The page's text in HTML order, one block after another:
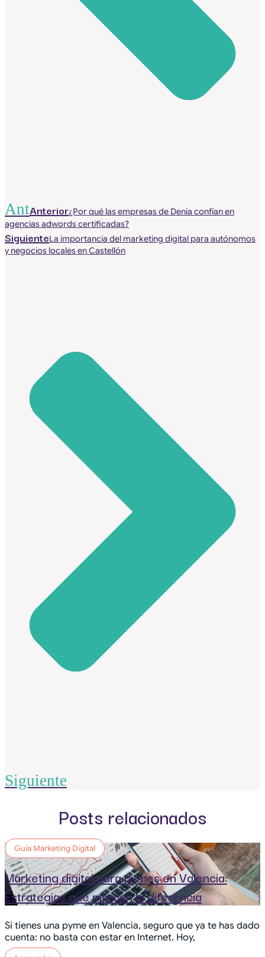
AntAnterior¿Por qué las empresas de Denia confían en
agencias adwords certificadas?
SiguienteLa importancia del marketing digital para autónomos
y negocios locales en Castellón
Siguiente
Posts relacionados
Guía Marketing Digital
Marketing digital para pymes en Valencia:
Estrategias que marcan la diferencia
Si tienes una pyme en Valencia, seguro que ya te has dado
cuenta: no basta con estar en Internet. Hoy,